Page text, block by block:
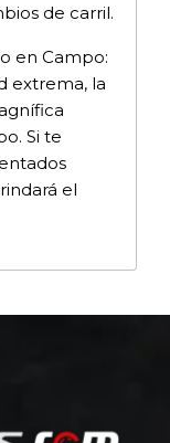
de carril.
en Campo:
extrema, la
Si te
el